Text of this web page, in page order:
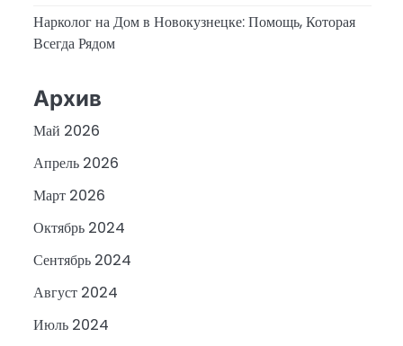
Нарколог на Дом в Новокузнецке: Помощь, Которая
Всегда Рядом
Архив
Май 2026
Апрель 2026
Март 2026
Октябрь 2024
Сентябрь 2024
Август 2024
Июль 2024